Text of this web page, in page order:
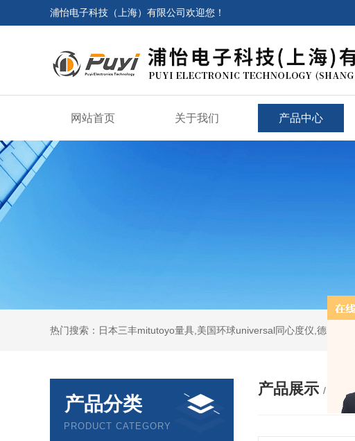
浦怡电子科技（上海）有限公司欢迎您！
网站首页 关于我们 产品中心
产品分类
PRODUCT CATEGORY
产品展示 /